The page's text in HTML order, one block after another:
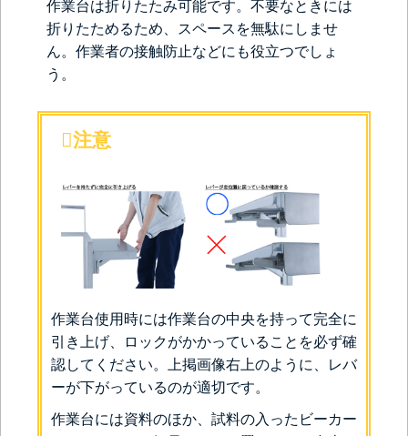
作業台は折りたたみ可能です。不要なときには
折りたためるため、スペースを無駄にしませ
ん。作業者の接触防止などにも役立つでしょ
う。
注意
作業台使用時には作業台の中央を持って完全に
引き上げ、ロックがかかっていることを必ず確
認してください。上掲画像右上のように、レバ
ーが下がっているのが適切です。
作業台には資料のほか、試料の入ったビーカー